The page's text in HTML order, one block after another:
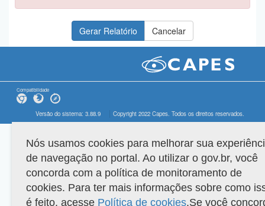
Compatibilidade
Versão do sistema: 3.88.9 Copyright 2022 Capes. Todos os direitos reservados.
Nós usamos cookies para melhorar sua
de navegação no portal. Ao utilizar o gov.br, você
concorda com a política de monitoramento de
cookies. Para ter mais informações sobre como
é feito, acesse Política de cookies.Se você